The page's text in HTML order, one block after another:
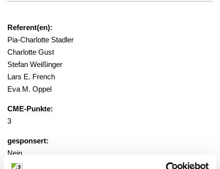
Referent(en):
Pia-Charlotte Stadler
Charlotte Gust
Stefan Weißinger
Lars E. French
Eva M. Oppel
CME-Punkte:
3
gesponsert:
Nein